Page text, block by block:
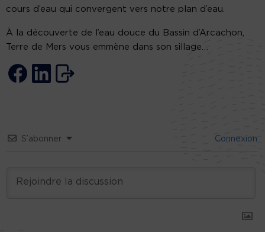
cours d’eau qui convergent vers notre plan d’eau.
À la découverte de l’eau douce du Bassin d’Arcachon,
Terre de Mers vous emmène dans son sillage…
S’abonner Connexion